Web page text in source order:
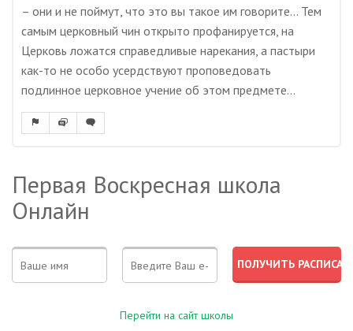
– они и не поймут, что это вы такое им говорите… Тем
самым церковный чин открыто профанируется, на
Церковь ложатся справедливые нарекания, а пастыри
как-то не особо усердствуют проповедовать
подлинное церковное учение об этом предмете…
Первая Воскресная школа
Онлайн
Перейти на сайт школы